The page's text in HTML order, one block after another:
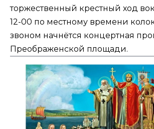
торжественный крестный ход
12-00 по местному времени
звоном начнётся концертная
Преображенской площади.